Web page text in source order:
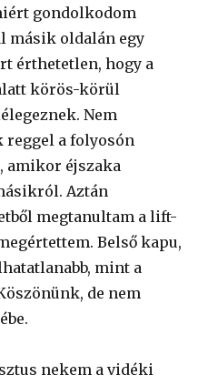
gondolkodom
másik oldalán egy
érthetetlen, hogy a
körös-körül
Nem
reggel a folyosón
amikor éjszaka
Aztán
megtanultam a lift-
Belső kapu,
mint a
de nem
nekem a vidéki